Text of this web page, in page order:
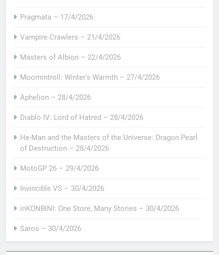
Pragmata – 17/4/2026
Vampire Crawlers – 21/4/2026
Masters of Albion – 22/4/2026
Moomintroll: Winter's Warmth – 27/4/2026
Aphelion – 28/4/2026
Diablo IV: Lord of Hatred – 28/4/2026
He-Man and the Masters of the Universe: Dragon Pearl
of Destruction – 28/4/2026
MotoGP 26 – 29/4/2026
Invincible VS – 30/4/2026
inKONBINI: One Store, Many Stories – 30/4/2026
Saros – 30/4/2026